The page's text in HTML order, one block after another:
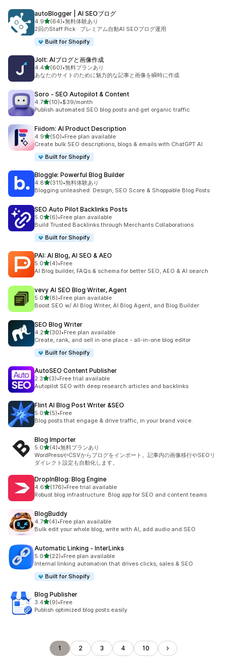
autoBlogger | AI SEOブログ
4.95つ星中
(64)
合計レビュー数：64件
•無料体験あり
2回のStaff Pick · プレミアム自動AI SEOブログ運用
Built for Shopify
Jolt: AIブログと画像作成
4.45つ星中
(60)
合計レビュー数：60件
•無料プランあり
あなたのサイトのために魅力的な記事と画像を瞬時に作成
Soro ‑ SEO Autopilot & Content
4.75つ星中
(10)
合計レビュー数：10件
•$39/month
Publish automated SEO blog posts and get organic traffic
Fiidom: AI Product Description
4.95つ星中
(50)
合計レビュー数：50件
•Free plan available
Create bulk SEO descriptions, blogs & emails with ChatGPT AI
Built for Shopify
Bloggle: Powerful Blog Builder
4.85つ星中
(311)
合計レビュー数：311件
•無料体験あり
Blogging unleashed: Design, SEO Score & Shoppable Blog Posts
SEO Auto Pilot Backlinks Posts
5.05つ星中
(6)
合計レビュー数：6件
•Free plan available
Build Trusted Backlinks through Merchants Collaborations
Built for Shopify
PAI: AI Blog, AI SEO & AEO
5.05つ星中
(4)
合計レビュー数：4件
•Free
AI Blog builder, FAQs & schema for better SEO, AEO & AI search
vevy AI SEO Blog Writer, Agent
5.05つ星中
(8)
合計レビュー数：8件
•Free plan available
Boost SEO w/ AI Blog Writer, AI Blog Agent, and Blog Builder
SEO Blog Writer
4.25つ星中
(30)
合計レビュー数：30件
•Free plan available
Create, rank, and sell in one place - all-in-one blog editor
Built for Shopify
AutoSEO Content Publisher
2.35つ星中
(3)
合計レビュー数：3件
•Free trial available
Autopilot SEO with deep research articles and backlinks
Flint AI Blog Post Writer &SEO
5.05つ星中
(5)
合計レビュー数：5件
•Free
Blog posts that engage & drive traffic, in your brand voice.
Blog Importer
5.05つ星中
(4)
合計レビュー数：4件
•無料プランあり
WordPressやCSVからブログをインポート。記事内の画像移行やSEOリ
ダイレクト設定も自動化します。
DropInBlog: Blog Engine
4.65つ星中
(176)
合計レビュー数：176件
•Free trial available
Robust blog infrastructure. Blog app for SEO and content teams
BlogBuddy
4.75つ星中
(4)
合計レビュー数：4件
•Free plan available
Bulk edit your whole blog, write with AI, add audio and SEO
Automatic Linking ‑ InterLinks
5.05つ星中
(22)
合計レビュー数：22件
•Free plan available
Internal linking automation that drives clicks, sales & SEO
Built for Shopify
Blog Publisher
3.45つ星中
(9)
合計レビュー数：9件
•Free
Publish optimized blog posts easily
1 2 3 4 10